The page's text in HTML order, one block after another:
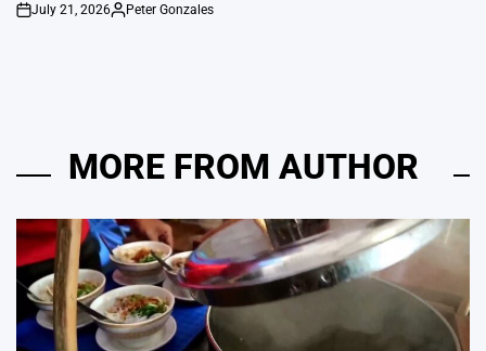
on
July 21, 2026
Posted
Peter Gonzales
MORE FROM AUTHOR